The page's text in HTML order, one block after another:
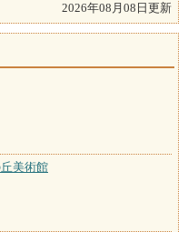
2026年08月08日更新
美術館